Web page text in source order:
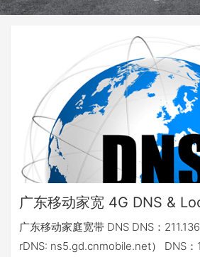
广东移动家宽 4G DNS &
广东移动家庭宽带 DNS DNS：
rDNS: ns5.gd.cnmobile.net） DNS：